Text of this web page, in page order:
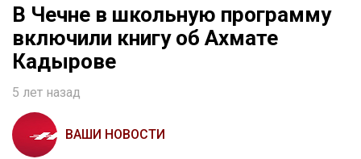
В Чечне в школьную программу
включили книгу об Ахмате
Кадырове
5 лет назад
ВАШИ НОВОСТИ